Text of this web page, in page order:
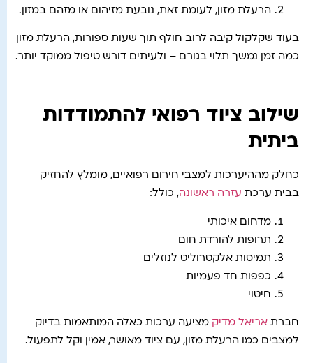
הרעלת מזון, לעומת זאת, נובעת מזיהום או מזהם במזון.
בעוד שקלקול קיבה לרוב חולף תוך שעות ספורות, הרעלת מזון
כמה זמן נמשך תלוי בגורם – ולעיתים דורש טיפול ממוקד יותר.
שילוב ציוד רפואי להתמודדות
ביתית
כחלק מההיערכות למצבי חירום רפואיים, מומלץ להחזיק
בבית ערכת עזרה ראשונה, כולל:
מדחום איכותי
תרופות להורדת חום
תמיסות אלקטרוליט לנוזלים
כפפות חד פעמיות
חיטוי
חברת אריאל מדיק מציעה ערכות כאלה המותאמות בדיוק
למצבים כמו הרעלת מזון, עם ציוד מאושר, אמין וקל לתפעול.